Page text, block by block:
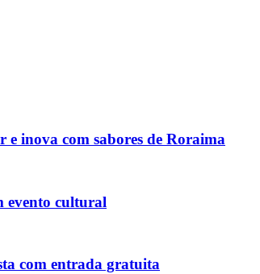
e inova com sabores de Roraima
evento cultural
com entrada gratuita